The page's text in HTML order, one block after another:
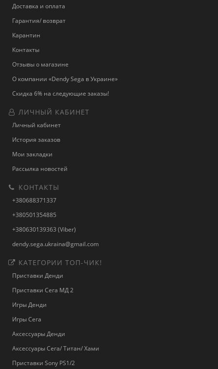
Доставка и оплата
Гарантия/ возврат
Карантин
Контакты
Отзывы о магазине
О компании «Dendy Sega в Украине»
Скидка 6% на следующие заказы!
ЛИЧНЫЙ КАБИНЕТ
Личный кабинет
История заказов
Мои закладки
Рассылка новостей
КОНТАКТЫ
+380688371337
+380501354885
+380630139363 (Viber)
dendy.sega.ukraina@gmail.com
КАТЕГОРИИ ТОП-ЧИК!
Приставки Денди
Приставки Сега МД 2
Игры Денди
Игры Сега
Аксессуары Денди
Аксессуары Сега/ Титан/ Хами
Приставки Sony PS1/2